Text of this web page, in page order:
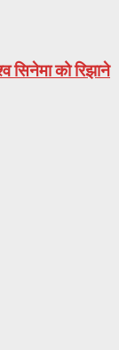
सिनेमा को रिझाने